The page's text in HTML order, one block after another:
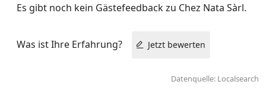
Es gibt noch kein Gästefeedback zu Chez Nata Sàrl.
Was ist Ihre Erfahrung? Jetzt bewerten
Datenquelle: Localsearch